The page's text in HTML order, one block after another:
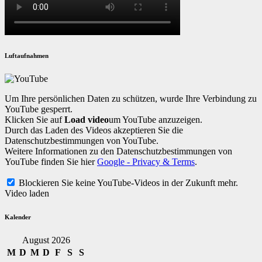
Luftaufnahmen
Um Ihre persönlichen Daten zu schützen, wurde Ihre Verbindung zu
YouTube gesperrt.
Klicken Sie aufLoad videoum YouTube anzuzeigen.
Durch das Laden des Videos akzeptieren Sie die
Datenschutzbestimmungen von YouTube.
Weitere Informationen zu den Datenschutzbestimmungen von
YouTube finden Sie hierGoogle - Privacy & Terms.
Blockieren Sie keine YouTube-Videos in der Zukunft mehr.
Video laden
Kalender
August 2026
M D M D F S
S